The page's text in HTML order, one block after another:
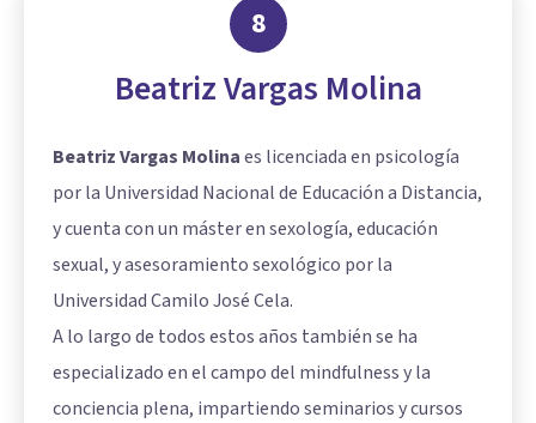
8
Beatriz Vargas Molina
Beatriz Vargas Molinaes licenciada en psicología
por la Universidad Nacional de Educación a Distancia,
y cuenta con un máster en sexología, educación
sexual, y asesoramiento sexológico por la
Universidad Camilo José Cela.
A lo largo de todos estos años también se ha
especializado en el campo del mindfulness y la
conciencia plena, impartiendo seminarios y cursos